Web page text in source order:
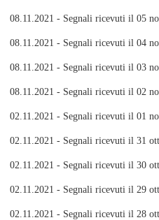
08.11.2021 - Segnali ricevuti il 05
08.11.2021 - Segnali ricevuti il 04
08.11.2021 - Segnali ricevuti il 03
08.11.2021 - Segnali ricevuti il 02
02.11.2021 - Segnali ricevuti il 01
02.11.2021 - Segnali ricevuti il 31
02.11.2021 - Segnali ricevuti il 30
02.11.2021 - Segnali ricevuti il 29
02.11.2021 - Segnali ricevuti il 28